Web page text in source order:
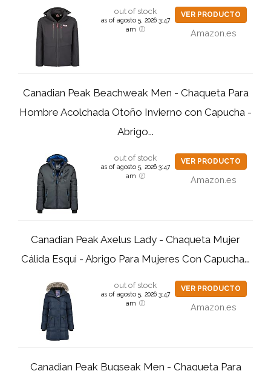
out of stock
as of agosto 5, 2026 3:47
am
VER PRODUCTO
Amazon.es
Canadian Peak Beachweak Men - Chaqueta Para
Hombre Acolchada Otoño Invierno con Capucha -
Abrigo...
out of stock
as of agosto 5, 2026 3:47
am
VER PRODUCTO
Amazon.es
Canadian Peak Axelus Lady - Chaqueta Mujer
Cálida Esqui - Abrigo Para Mujeres Con Capucha...
out of stock
as of agosto 5, 2026 3:47
am
VER PRODUCTO
Amazon.es
Canadian Peak Bugseak Men - Chaqueta Para